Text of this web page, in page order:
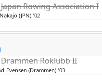
Japan Rowing Association I
(JPN) '02
Drammen Roklubb II
Evensen (Drammen) '03